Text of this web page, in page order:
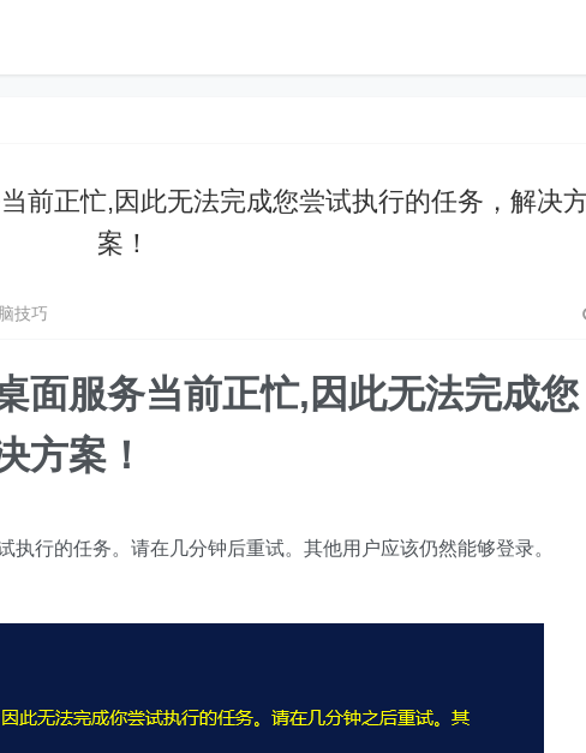
前正忙,因此无法完成您尝试执行的任务，解决
案！
技巧
面服务当前正忙,因此无法完成您
方案！
行的任务。请在几分钟后重试。其他用户应该仍然能够登录。